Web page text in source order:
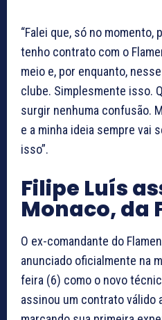
“Falei que, só no momento,
tenho contrato com o
meio e, por enquanto,
clube. Simplesmente isso.
surgir nenhuma confusão.
e a minha ideia sempre vai
isso”.
Filipe Luís
Monaco, da
O ex-comandante do
anunciado oficialmente na
feira (6) como o novo
assinou um contrato válido